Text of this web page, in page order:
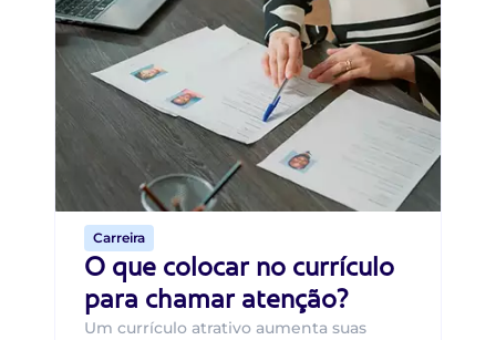
Carreira
O que colocar no currículo
para chamar atenção?
Um currículo atrativo aumenta suas